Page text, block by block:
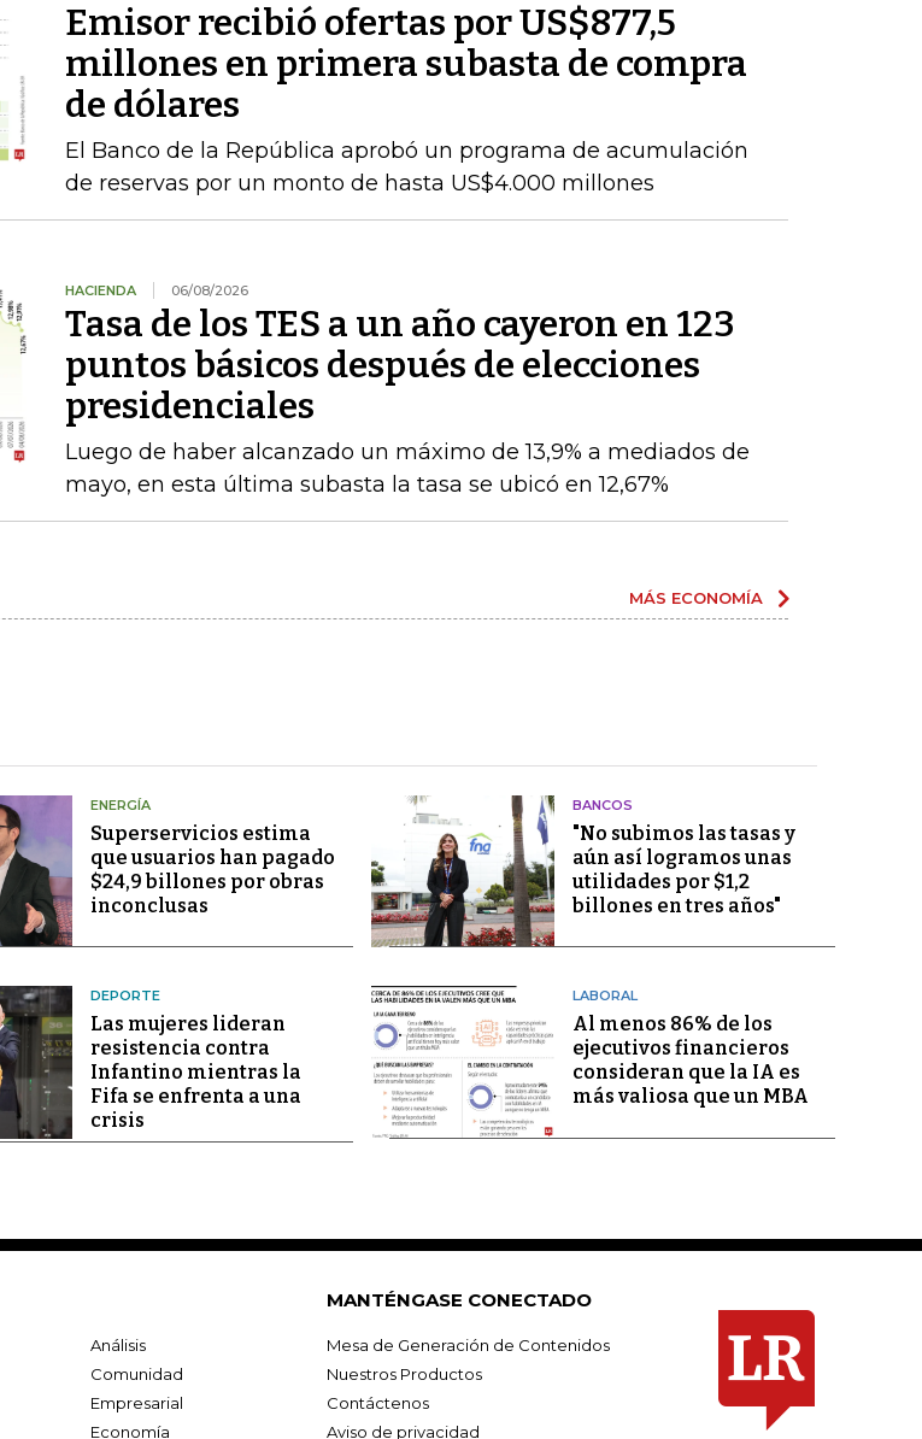
Emisor recibió ofertas por US$877,5
millones en primera subasta de compra
de dólares
El Banco de la República aprobó un programa de acumulación
de reservas por un monto de hasta US$4.000 millones
HACIENDA 06/08/2026
Tasa de los TES a un año cayeron en 123
puntos básicos después de elecciones
presidenciales
Luego de haber alcanzado un máximo de 13,9% a mediados de
mayo, en esta última subasta la tasa se ubicó en 12,67%
MÁS ECONOMÍA
ENERGÍA
Superservicios estima
que usuarios han pagado
$24,9 billones por obras
inconclusas
BANCOS
"No subimos las tasas y
aún así logramos unas
utilidades por $1,2
billones en tres años"
DEPORTE
Las mujeres lideran
resistencia contra
Infantino mientras la
Fifa se enfrenta a una
crisis
LABORAL
Al menos 86% de los
ejecutivos financieros
consideran que la IA es
más valiosa que un MBA
Análisis
Comunidad
Empresarial
Economía
MANTÉNGASE CONECTADO
Mesa de Generación de Contenidos
Nuestros Productos
Contáctenos
Aviso de privacidad